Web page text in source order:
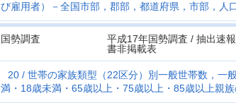
び雇用者）－全国市部，郡部，都道府県，市部，人
国勢調査
平成17年国勢調査 / 抽出速
書非掲載表
20
世帯の家族類型（22区分）別一般世帯数，一
満・18歳未満・65歳以上・75歳以上・85歳以上親